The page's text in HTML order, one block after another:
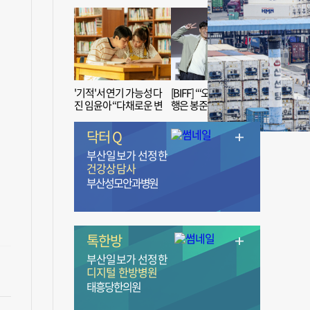
'기적'서 연기 가능성 다
진 임윤아 “다채로운 변
[BIFF] “‘오징어 게임’ 흥
행은 봉준호 감독 ‘1인
치 장벽’ 무너진 순간”
닥터 Q
부산일보가 선정한
건강상담사
부산성모안과병원
톡한방
부산일보가 선정한
디지털 한방병원
태흥당한의원